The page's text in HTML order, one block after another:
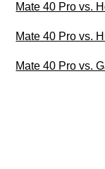
Mate 40 Pro vs.
Mate 40 Pro vs.
Mate 40 Pro vs.